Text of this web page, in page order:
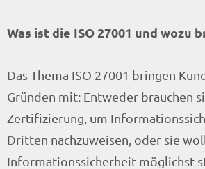
Was ist die ISO 27001 und wozu
Das Thema ISO 27001 bringen
Gründen mit: Entweder brauchen
Zertifizierung, um
Dritten nachzuweisen, oder sie
Informationssicherheit möglichst